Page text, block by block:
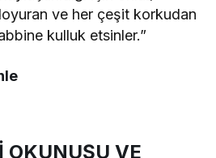
ve her çeşit korkudan
kulluk etsinler.”
OKUNUŞU VE